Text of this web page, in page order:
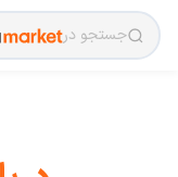
جستجو در